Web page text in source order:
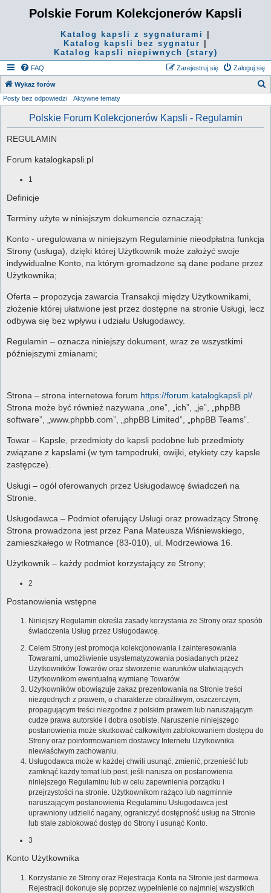
Polskie Forum Kolekcjonerów Kapsli
Katalog kapsli z sygnaturami
Katalog kapsli bez sygnatur
Katalog kapsli niepiwnych (stary)
FAQ Zaloguj się
Zarejestruj się
Wykaz forów
Posty bez odpowiedzi Aktywne tematy
Polskie Forum Kolekcjonerów Kapsli - Regulamin
REGULAMIN
Forum katalogkapsli.pl
1
Definicje
Terminy użyte w niniejszym dokumencie oznaczają:
Konto - uregulowana w niniejszym Regulaminie nieodpłatna funkcja
Strony (usługa), dzięki której Użytkownik może założyć swoje
indywidualne Konto, na którym gromadzone są dane podane przez
Użytkownika;
Oferta – propozycja zawarcia Transakcji między Użytkownikami,
złożenie której ułatwione jest przez dostępne na stronie Usługi, lecz
odbywa się bez wpływu i udziału Usługodawcy.
Regulamin – oznacza niniejszy dokument, wraz ze wszystkimi
późniejszymi zmianami;
Strona – strona internetowa forum https://forum.katalogkapsli.pl/
Strona może być również nazywana „one”, „ich”, „je”, „phpBB
software”, „www.phpbb.com”, „phpBB Limited”, „phpBB Teams”.
Towar – Kapsle, przedmioty do kapsli podobne lub przedmioty
związane z kapslami (w tym tampodruki, owijki, etykiety czy kapsle
zastępcze).
Usługi – ogół oferowanych przez Usługodawcę świadczeń na
Stronie.
Usługodawca – Podmiot oferujący Usługi oraz prowadzący Stronę.
Strona prowadzona jest przez Pana Mateusza Wiśniewskiego,
zamieszkałego w Rotmance (83-010), ul. Modrzewiowa 16.
Użytkownik – każdy podmiot korzystający ze Strony;
2
Postanowienia wstępne
Niniejszy Regulamin określa zasady korzystania ze Strony oraz sposób
świadczenia Usług przez Usługodawcę.
Celem Strony jest promocja kolekcjonowania i zainteresowania
Towarami, umożliwienie usystematyzowania posiadanych przez
Użytkowników Towarów oraz stworzenie warunków ułatwiających
Użytkownikom ewentualną wymianę Towarów.
Użytkowników obowiązuje zakaz prezentowania na Stronie treści
niezgodnych z prawem, o charakterze obraźliwym, oszczerczym,
propagującym treści niezgodne z polskim prawem lub naruszającym
cudze prawa autorskie i dobra osobiste. Naruszenie niniejszego
postanowienia może skutkować całkowitym zablokowaniem dostępu do
Strony oraz poinformowaniem dostawcy Internetu Użytkownika
niewłaściwym zachowaniu.
Usługodawca może w każdej chwili usunąć, zmienić, przenieść lub
zamknąć każdy temat lub post, jeśli narusza on postanowienia
niniejszego Regulaminu lub w celu zapewnienia porządku i
przejrzystości na stronie. Użytkownikom rażąco lub nagminnie
naruszającym postanowienia Regulaminu Usługodawca jest
uprawniony udzielić nagany, ograniczyć dostępność usług na Stronie
lub stale zablokować dostęp do Strony i usunąć Konto.
3
Konto Użytkownika
Korzystanie ze Strony oraz Rejestracja Konta na Stronie jest darmowa.
Rejestracji dokonuje się poprzez wypełnienie co najmniej wszystkich